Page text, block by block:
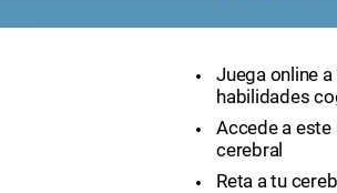
Juega online
habilidades
Accede a
cerebral
Reta a tu